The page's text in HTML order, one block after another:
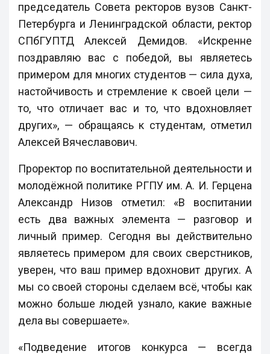
председатель Совета ректоров вузов Санкт-
Петербурга и Ленинградской области, ректор
СПбГУПТД Алексей Демидов. «Искренне
поздравляю вас с победой, вы являетесь
примером для многих студентов — сила духа,
настойчивость и стремление к своей цели —
то, что отличает вас и то, что вдохновляет
других», — обращаясь к студентам, отметил
Алексей Вячеславович.
Проректор по воспитательной деятельности и
молодёжной политике РГПУ им. А. И. Герцена
Александр Низов отметил: «В воспитании
есть два важных элемента — разговор и
личный пример. Сегодня вы действительно
являетесь примером для своих сверстников,
уверен, что ваш пример вдохновит других. А
мы со своей стороны сделаем всё, чтобы как
можно больше людей узнало, какие важные
дела вы совершаете».
«Подведение итогов конкурса — всегда